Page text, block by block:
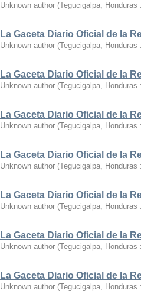
Unknown author (Tegucigalpa,
La Gaceta Diario Oficial de la
Unknown author (Tegucigalpa,
La Gaceta Diario Oficial de la
Unknown author (Tegucigalpa,
La Gaceta Diario Oficial de la
Unknown author (Tegucigalpa,
La Gaceta Diario Oficial de la
Unknown author (Tegucigalpa,
La Gaceta Diario Oficial de la
Unknown author (Tegucigalpa,
La Gaceta Diario Oficial de la
Unknown author (Tegucigalpa,
La Gaceta Diario Oficial de la
Unknown author (Tegucigalpa,